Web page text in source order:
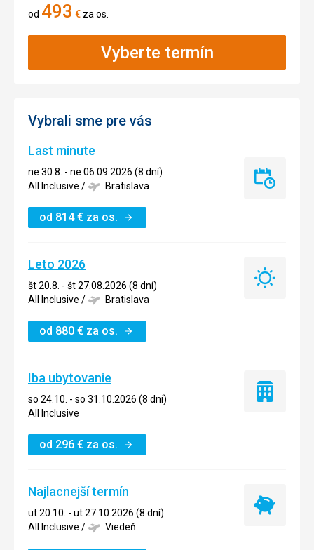
od 493 € za os.
Vyberte termín
Vybrali sme pre vás
Last minute
ne 30.8. - ne 06.09.2026 (8 dní)
All Inclusive / Bratislava
od 814€ za os.
Last
Leto 2026
št 20.8. - št 27.08.2026 (8 dní)
All Inclusive / Bratislava
od 880 € za os.
Leto
Iba ubytovanie
so 24.10. - so 31.10.2026 (8 dní)
All Inclusive
od 296 € za os.
Iba
Najlacnejší termín
ut 20.10. - ut 27.10.2026 (8 dní)
All Inclusive / Viedeň
Najlacnejší